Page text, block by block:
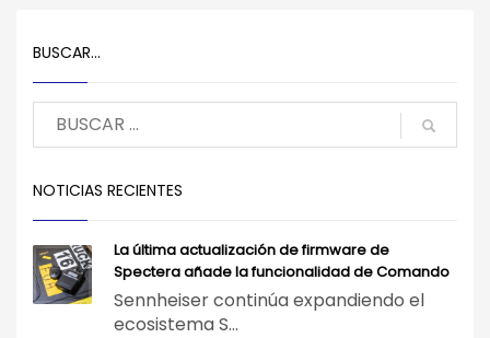
BUSCAR…
NOTICIAS RECIENTES
La última actualización de firmware de
Spectera añade la funcionalidad de Comando
Sennheiser continúa expandiendo el
ecosistema S...